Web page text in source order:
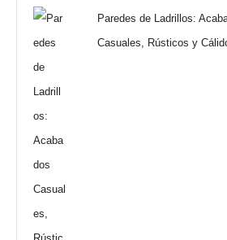
Paredes de Ladrillos:
Casuales, Rústicos y